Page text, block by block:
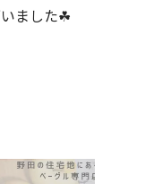
ました☘